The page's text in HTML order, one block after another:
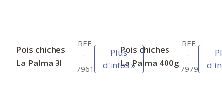
Pois chiches
La Palma 3l
REF.
:
7961
Plus
d'infos »
Pois chiches
La Palma 400g
REF.
:
7979